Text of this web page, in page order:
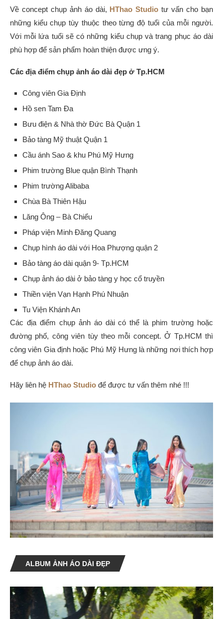
Về concept chụp ảnh áo dài, HThao Studio tư vấn cho bạn
những kiểu chụp tùy thuộc theo từng độ tuổi của mỗi người.
Với mỗi lứa tuổi sẽ có những kiểu chụp và trang phục áo dài
phù hợp để sản phẩm hoàn thiện được ưng ý.
Các địa điểm chụp ảnh áo dài đẹp ở Tp.HCM
Công viên Gia Định
Hồ sen Tam Đa
Bưu điện & Nhà thờ Đức Bà Quận 1
Bảo tàng Mỹ thuật Quận 1
Cầu ánh Sao & khu Phú Mỹ Hưng
Phim trường Blue quận Bình Thạnh
Phim trường Alibaba
Chùa Bà Thiên Hậu
Lăng Ông – Bà Chiểu
Pháp viện Minh Đăng Quang
Chụp hình áo dài với Hoa Phượng quận 2
Bảo tàng áo dài quận 9- Tp.HCM
Chụp ảnh áo dài ở bảo tàng y học cổ truyền
Thiền viện Vạn Hạnh Phú Nhuận
Tu Viện Khánh An
Các địa điểm chụp ảnh áo dài có thể là phim trường hoặc
đường phố, công viên tùy theo mỗi concept. Ở Tp.HCM thì
công viên Gia định hoặc Phú Mỹ Hưng là những nơi thích hợp
để chụp ảnh áo dài.
Hãy liên hệ HThao Studio để được tư vấn thêm nhé !!!
ALBUM ẢNH ÁO DÀI ĐẸP